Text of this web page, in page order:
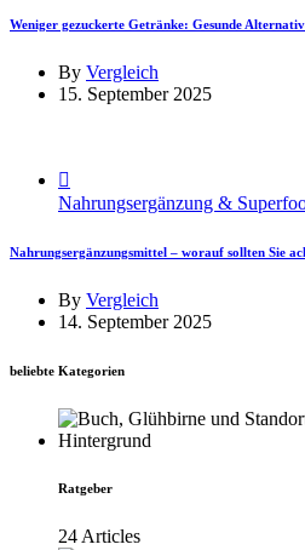
Weniger gezuckerte Getränke: Gesunde
By Vergleich
15. September 2025
Nahrungsergänzung &
Nahrungsergänzungsmittel – worauf sollten Sie
By Vergleich
14. September 2025
beliebte Kategorien
Ratgeber
24 Articles